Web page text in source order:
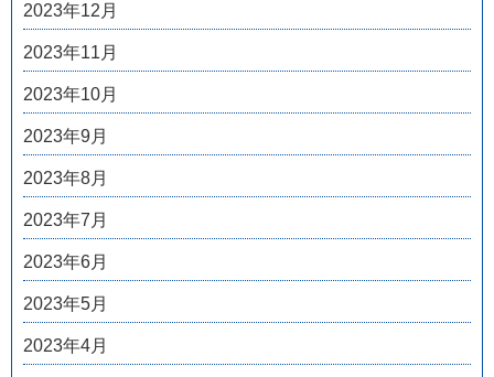
2023年12月
2023年11月
2023年10月
2023年9月
2023年8月
2023年7月
2023年6月
2023年5月
2023年4月